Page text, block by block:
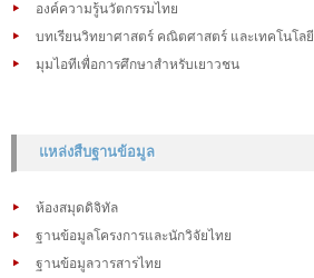
องค์ความรู้นวัตกรรมไทย
บทเรียนวิทยาศาสตร์ คณิตศาสตร์ และเทคโนโลยี
มุมไอทีเพื่อการศึกษาสำหรับเยาวชน
แหล่งสืบฐานข้อมูล
ห้องสมุดดิจิทัล
ฐานข้อมูลโครงการและนักวิจัยไทย
ฐานข้อมูลวารสารไทย